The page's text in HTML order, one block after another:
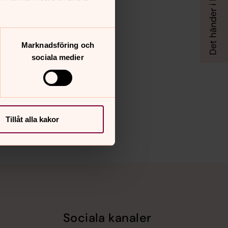
Marknadsföring och
sociala medier
Tillåt alla kakor
Sociala kanaler